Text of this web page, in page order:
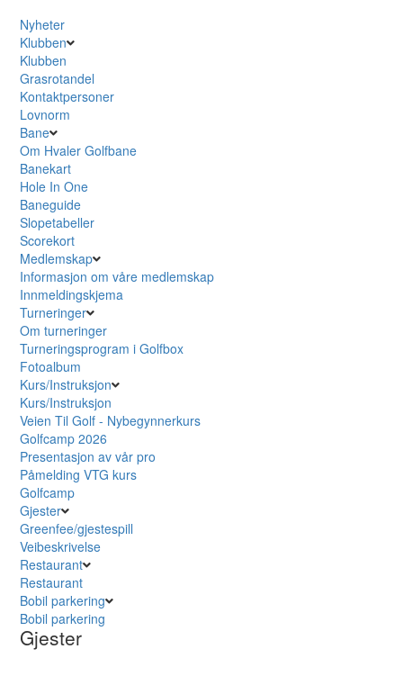
Nyheter
Klubben
Klubben
Grasrotandel
Kontaktpersoner
Lovnorm
Bane
Om Hvaler Golfbane
Banekart
Hole In One
Baneguide
Slopetabeller
Scorekort
Medlemskap
Informasjon om våre medlemskap
Innmeldingskjema
Turneringer
Om turneringer
Turneringsprogram i Golfbox
Fotoalbum
Kurs/Instruksjon
Kurs/Instruksjon
Veien Til Golf - Nybegynnerkurs
Golfcamp 2026
Presentasjon av vår pro
Påmelding VTG kurs
Golfcamp
Gjester
Greenfee/gjestespill
Veibeskrivelse
Restaurant
Restaurant
Bobil parkering
Bobil parkering
Gjester